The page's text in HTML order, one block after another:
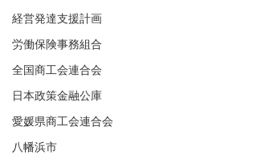
経営発達支援計画
労働保険事務組合
全国商工会連合会
日本政策金融公庫
愛媛県商工会連合会
八幡浜市